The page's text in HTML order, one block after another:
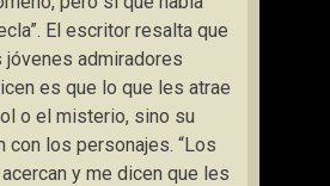
El escritor resalta que
jóvenes admiradores
es que lo que les atrae
o el misterio, sino su
con los personajes. “Los
y me dicen que les